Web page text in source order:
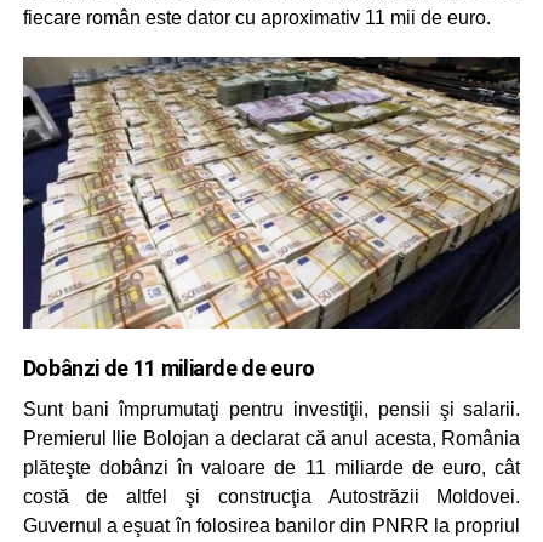
fiecare român este dator cu aproximativ 11 mii de euro.
Dobânzi de 11 miliarde de euro
Sunt bani împrumutaţi pentru investiţii, pensii şi salarii.
Premierul Ilie Bolojan a declarat că anul acesta, România
plăteşte dobânzi în valoare de 11 miliarde de euro, cât
costă de altfel şi construcţia Autostrăzii Moldovei.
Guvernul a eşuat în folosirea banilor din PNRR la propriul